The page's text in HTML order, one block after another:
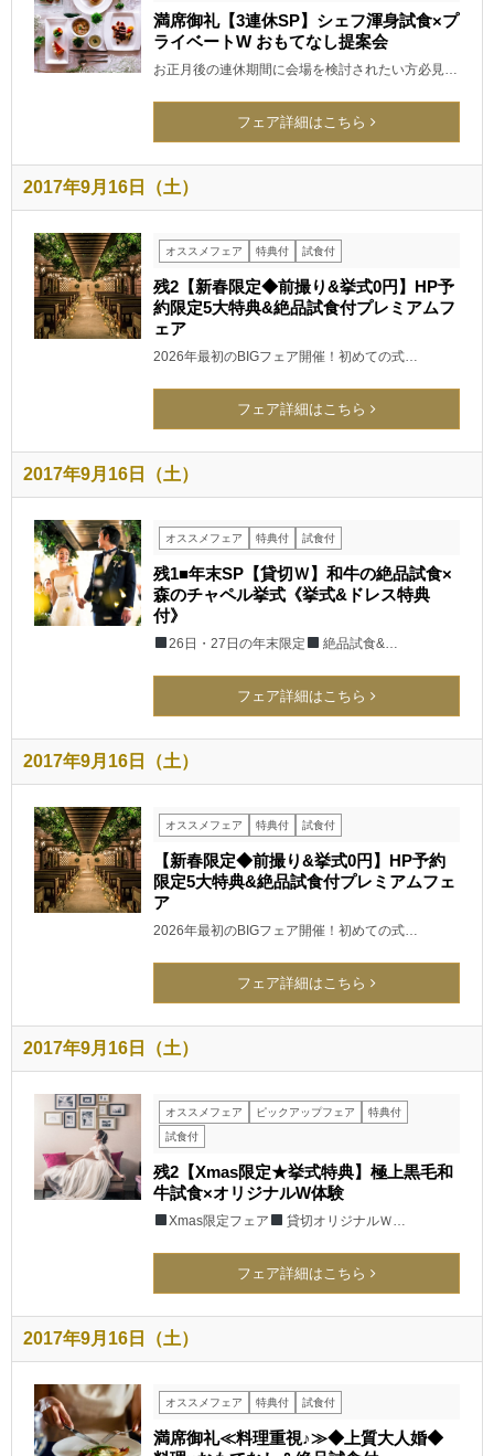
満席御礼【3連休SP】シェフ渾身試食×プ
ライベートW おもてなし提案会
お正月後の連休期間に会場を検討されたい方必見…
フェア詳細はこちら
2017年9月16日（土）
オススメフェア 特典付 試食付
残2【新春限定◆前撮り&挙式0円】HP予
約限定5大特典&絶品試食付プレミアムフ
ェア
2026年最初のBIGフェア開催！初めての式…
フェア詳細はこちら
2017年9月16日（土）
オススメフェア 特典付 試食付
残1■年末SP【貸切Ｗ】和牛の絶品試食×
森のチャペル挙式《挙式&ドレス特典
付》
26日・27日の年末限定 絶品試食&…
フェア詳細はこちら
2017年9月16日（土）
オススメフェア 特典付 試食付
【新春限定◆前撮り&挙式0円】HP予約
限定5大特典&絶品試食付プレミアムフェ
ア
2026年最初のBIGフェア開催！初めての式…
フェア詳細はこちら
2017年9月16日（土）
オススメフェア ピックアップフェア
特典付
試食付
残2【Xmas限定★挙式特典】極上黒毛和
牛試食×オリジナルW体験
Xmas限定フェア 貸切オリジナルＷ…
フェア詳細はこちら
2017年9月16日（土）
オススメフェア 特典付 試食付
満席御礼≪料理重視♪≫◆上質大人婚◆